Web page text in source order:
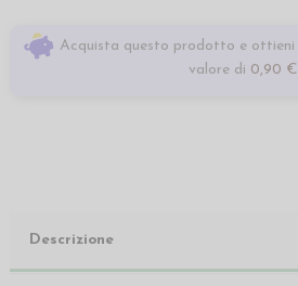
Acquista questo prodotto e ottieni
valore di 0,90 €
Descrizione